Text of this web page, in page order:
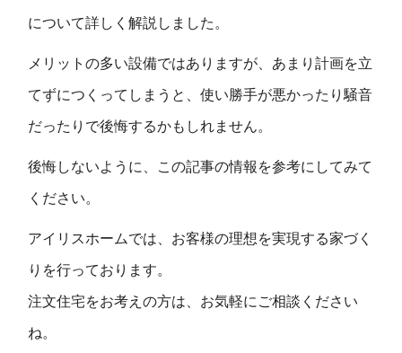
について詳しく解説しました。
メリットの多い設備ではありますが、あまり計画を立
てずにつくってしまうと、使い勝手が悪かったり騒音
だったりで後悔するかもしれません。
後悔しないように、この記事の情報を参考にしてみて
ください。
アイリスホームでは、お客様の理想を実現する家づく
りを行っております。
注文住宅をお考えの方は、お気軽にご相談ください
ね。